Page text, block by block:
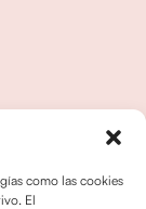
como las cookies
El